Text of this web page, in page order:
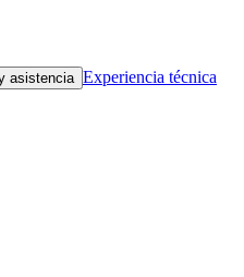
asistencia Experiencia técnica